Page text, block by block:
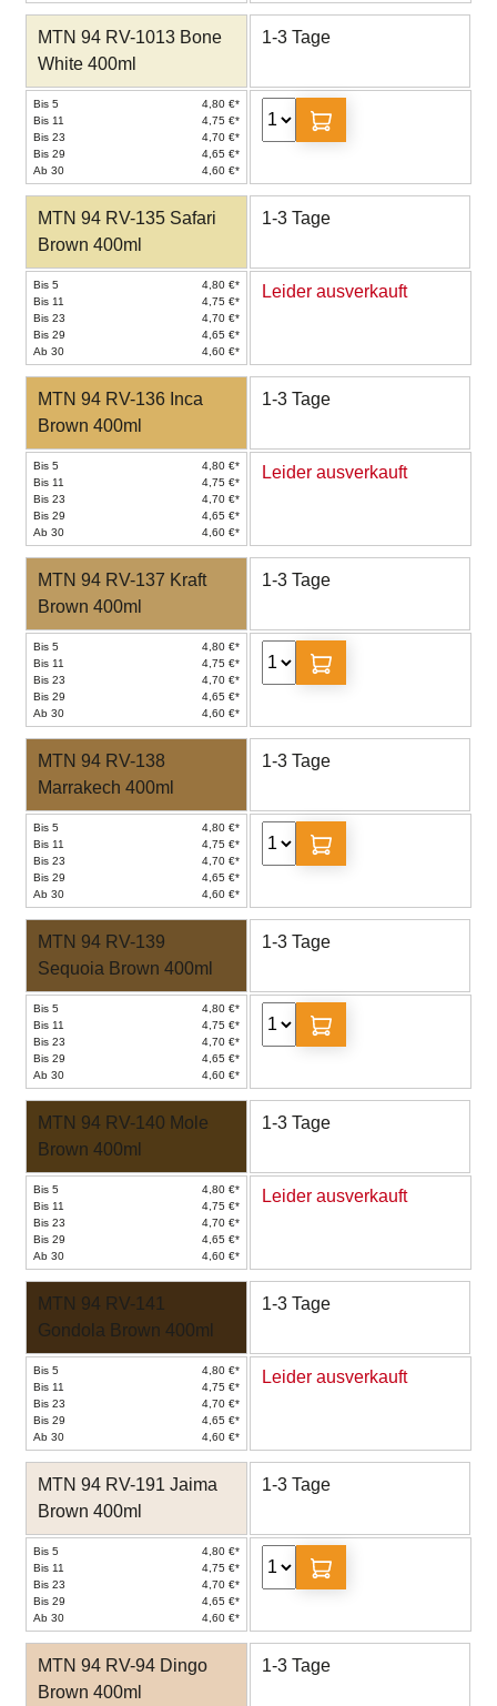
MTN 94 RV-1013 Bone
White 400ml
1-3 Tage
Bis 5
4,80 €*
Bis 11
4,75 €*
Bis 23
4,70 €*
Bis 29
4,65 €*
Ab 30
4,60 €*
MTN 94 RV-135 Safari
Brown 400ml
1-3 Tage
Bis 5
4,80 €*
Bis 11
4,75 €*
Bis 23
4,70 €*
Bis 29
4,65 €*
Ab 30
4,60 €*
Leider ausverkauft
MTN 94 RV-136 Inca
Brown 400ml
1-3 Tage
Bis 5
4,80 €*
Bis 11
4,75 €*
Bis 23
4,70 €*
Bis 29
4,65 €*
Ab 30
4,60 €*
Leider ausverkauft
MTN 94 RV-137 Kraft
Brown 400ml
1-3 Tage
Bis 5
4,80 €*
Bis 11
4,75 €*
Bis 23
4,70 €*
Bis 29
4,65 €*
Ab 30
4,60 €*
MTN 94 RV-138
Marrakech 400ml
1-3 Tage
Bis 5
4,80 €*
Bis 11
4,75 €*
Bis 23
4,70 €*
Bis 29
4,65 €*
Ab 30
4,60 €*
MTN 94 RV-139
Sequoia Brown 400ml
1-3 Tage
Bis 5
4,80 €*
Bis 11
4,75 €*
Bis 23
4,70 €*
Bis 29
4,65 €*
Ab 30
4,60 €*
MTN 94 RV-140 Mole
Brown 400ml
1-3 Tage
Bis 5
4,80 €*
Bis 11
4,75 €*
Bis 23
4,70 €*
Bis 29
4,65 €*
Ab 30
4,60 €*
Leider ausverkauft
MTN 94 RV-141
Gondola Brown 400ml
1-3 Tage
Bis 5
4,80 €*
Bis 11
4,75 €*
Bis 23
4,70 €*
Bis 29
4,65 €*
Ab 30
4,60 €*
Leider ausverkauft
MTN 94 RV-191 Jaima
Brown 400ml
1-3 Tage
Bis 5
4,80 €*
Bis 11
4,75 €*
Bis 23
4,70 €*
Bis 29
4,65 €*
Ab 30
4,60 €*
MTN 94 RV-94 Dingo
Brown 400ml
1-3 Tage